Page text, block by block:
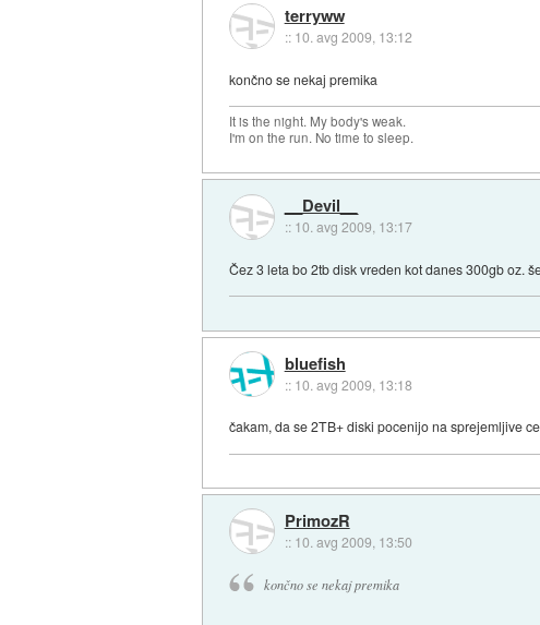
terryww
:: 10. avg 2009, 13:12
končno se nekaj premika
It is the night. My body's weak.
I'm on the run. No time to sleep.
__Devil__
:: 10. avg 2009, 13:17
Čez 3 leta bo 2tb disk vreden kot danes 300gb oz.
bluefish
:: 10. avg 2009, 13:18
čakam, da se 2TB+ diski pocenijo na sprejemljive
PrimozR
:: 10. avg 2009, 13:50
končno se nekaj premika